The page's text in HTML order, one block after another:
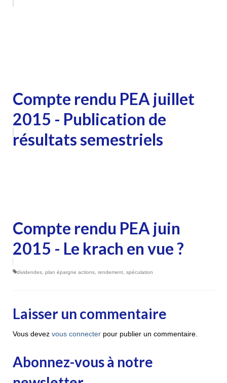
Compte rendu PEA juillet
2015 - Publication de
résultats semestriels
Compte rendu PEA juin
2015 - Le krach en vue ?
dividendes plan épargne actions rendement spéculation
Laisser un commentaire
Vous devez vous connecter pour publier un commentaire.
Abonnez-vous à notre